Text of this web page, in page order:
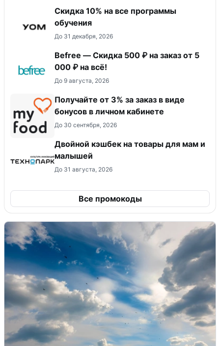
Скидка 10% на все программы
обучения
До 31 декабря, 2026
Befree — Скидка 500 ₽ на заказ от 5
000 ₽ на всё!
До 9 августа, 2026
Получайте от 3% за заказ в виде
бонусов в личном кабинете
До 30 сентября, 2026
Двойной кэшбек на товары для мам и
малышей
До 31 августа, 2026
Все промокоды